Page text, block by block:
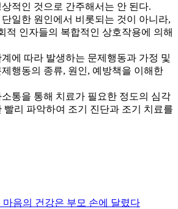
적인 것으로 간주해서는 안 된다.
일한 원인에서 비롯되는 것이 아니라,
적 인자들의 복합적인 상호작용에 의해
에 따라 발생하는 문제행동과 가정 및
행동의 종류, 원인, 예방책을 이해한
통을 통해 치료가 필요한 정도의 심각
빨리 파악하여 조기 진단과 조기 치료를
마음의 건강은 부모 손에 달렸다